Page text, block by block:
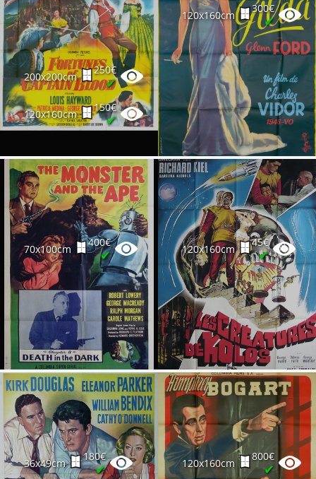
200x200cm
250€
✔
120x160cm
150€
✔
120x160cm
300€
✔
70x100cm
400€
✔ 120x160cm
45€
✔
36x49cm
180€
✔ 120x160cm
800€
✔